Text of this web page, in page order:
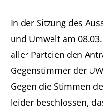
In der Sitzung des
und Umwelt am
aller Parteien den
Gegenstimmer der
Gegen die Stimmen
leider beschlossen,